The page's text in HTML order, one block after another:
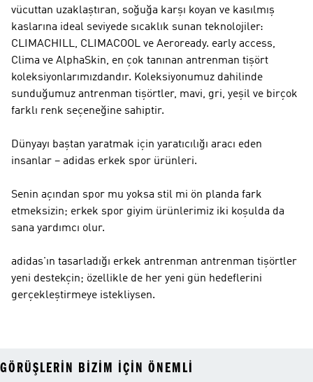
vücuttan uzaklaştıran, soğuğa karşı koyan ve kasılmış
kaslarına ideal seviyede sıcaklık sunan teknolojiler:
CLIMACHILL, CLIMACOOL ve Aeroready. early access,
Clima ve AlphaSkin, en çok tanınan antrenman tişört
koleksiyonlarımızdandır. Koleksiyonumuz dahilinde
sunduğumuz antrenman tişörtler, mavi, gri, yeşil ve birçok
farklı renk seçeneğine sahiptir.
Dünyayı baştan yaratmak için yaratıcılığı aracı eden
insanlar – adidas erkek spor ürünleri.
Senin açından spor mu yoksa stil mi ön planda fark
etmeksizin; erkek spor giyim ürünlerimiz iki koşulda da
sana yardımcı olur.
adidas'ın tasarladığı erkek antrenman antrenman tişörtler
yeni destekçin; özellikle de her yeni gün hedeflerini
gerçekleştirmeye istekliysen.
GÖRÜŞLERIN BIZIM IÇIN ÖNEMLI